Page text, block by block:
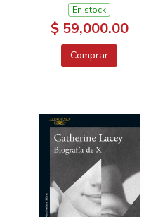
En stock
$ 59,000.00
Comprar